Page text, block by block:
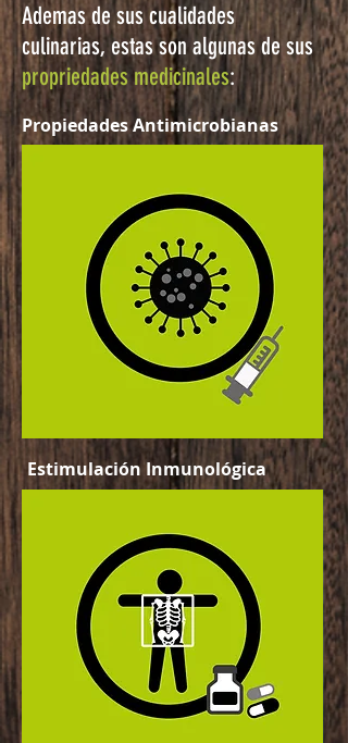
Ademas de sus cualidades
culinarias, estas son algunas de sus
propriedades medicinales:
Propiedades Antimicrobianas
Estimulación Inmunológica